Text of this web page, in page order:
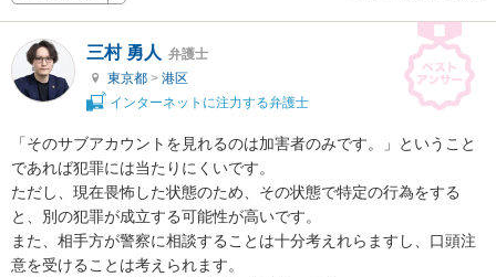
三村 勇人 弁護士
東京都 > 港区
インターネットに注力する弁護士
「そのサブアカウントを見れるのは加害者のみです。」ということ
であれば犯罪には当たりにくいです。
ただし、現在畏怖した状態のため、その状態で特定の行為をする
と、別の犯罪が成立する可能性が高いです。
また、相手方が警察に相談することは十分考えれらますし、口頭注
意を受けることは考えられます。